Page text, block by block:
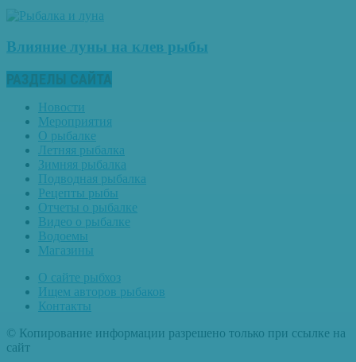
Влияние луны на клев рыбы
РАЗДЕЛЫ САЙТА
Новости
Мероприятия
О рыбалке
Летняя рыбалка
Зимняя рыбалка
Подводная рыбалка
Рецепты рыбы
Отчеты о рыбалке
Видео о рыбалке
Водоемы
Магазины
О сайте рыбхоз
Ищем авторов рыбаков
Контакты
© Копирование информации разрешено только при ссылке на
сайт